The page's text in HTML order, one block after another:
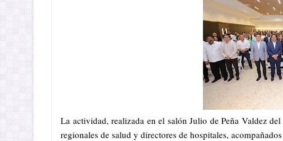
La actividad, realizada en el salón Julio de Peña Valdez
regionales de salud y directores de hospitales,